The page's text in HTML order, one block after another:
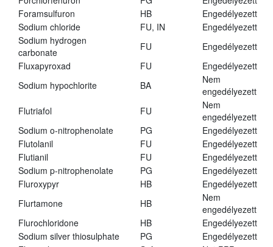
Foramsulfuron
HB
Engedélyezett
Sodium chloride
FU, IN
Engedélyezett
Sodium hydrogen
carbonate
FU
Engedélyezett
Fluxapyroxad
FU
Engedélyezett
Sodium hypochlorite
BA
Nem
engedélyezett
Flutriafol
FU
Nem
engedélyezett
Sodium o-nitrophenolate
PG
Engedélyezett
Flutolanil
FU
Engedélyezett
Flutianil
FU
Engedélyezett
Sodium p-nitrophenolate
PG
Engedélyezett
Fluroxypyr
HB
Engedélyezett
Flurtamone
HB
Nem
engedélyezett
Flurochloridone
HB
Engedélyezett
Sodium silver thiosulphate
PG
Engedélyezett